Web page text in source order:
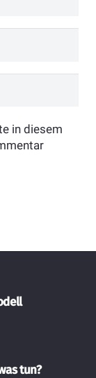
in diesem
tun?